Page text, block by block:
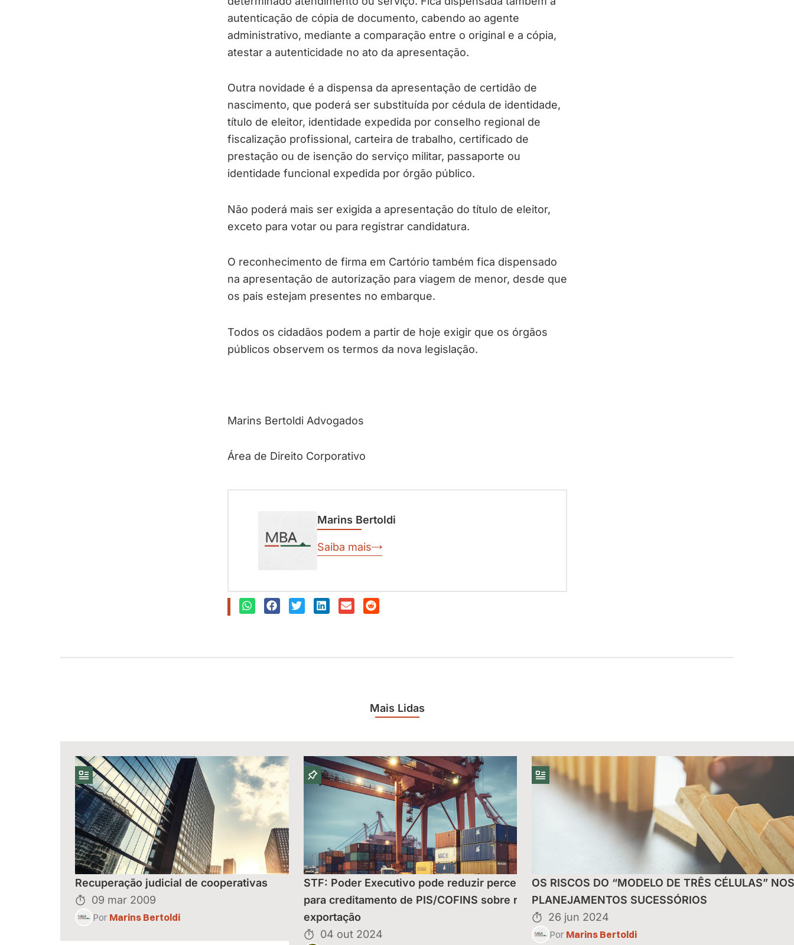
autenticação de cópia de documento, cabendo ao agente
administrativo, mediante a comparação entre o original e a cópia,
atestar a autenticidade no ato da apresentação.
Outra novidade é a dispensa da apresentação de certidão de
nascimento, que poderá ser substituída por cédula de identidade,
título de eleitor, identidade expedida por conselho regional de
fiscalização profissional, carteira de trabalho, certificado de
prestação ou de isenção do serviço militar, passaporte ou
identidade funcional expedida por órgão público.
Não poderá mais ser exigida a apresentação do título de eleitor,
exceto para votar ou para registrar candidatura.
O reconhecimento de firma em Cartório também fica dispensado
na apresentação de autorização para viagem de menor, desde que
os pais estejam presentes no embarque.
Todos os cidadãos podem a partir de hoje exigir que os órgãos
públicos observem os termos da nova legislação.
Marins Bertoldi Advogados
Área de Direito Corporativo
Marins Bertoldi
Saiba mais
Mais Lidas
Recuperação judicial de cooperativas
09 mar 2009
Por Marins Bertoldi
STF: Poder Executivo pode reduzir percentuais do Reintegra
para creditamento de PIS/COFINS sobre receitas de
exportação
04 out 2024
OS RISCOS DO “MODELO DE TRÊS CÉLULAS”
PLANEJAMENTOS SUCESSÓRIOS
26 jun 2024
Por Marins Bertoldi